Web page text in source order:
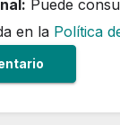
Puede
en la Política